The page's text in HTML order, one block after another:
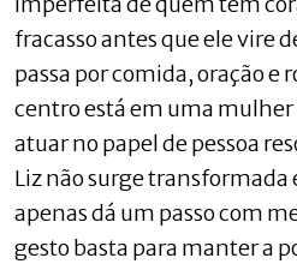
fracasso antes que ele vire
passa por comida, oração e
centro está em uma mulher
atuar no papel de pessoa
Liz não surge transformada
apenas dá um passo com
gesto basta para manter a